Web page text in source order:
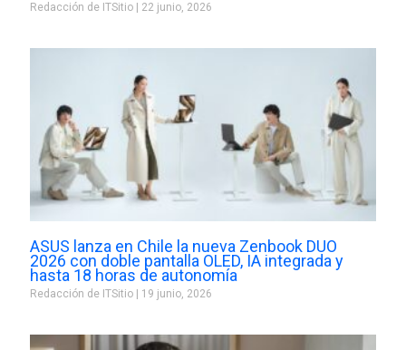
Redacción de ITSitio 22 junio, 2026
ASUS lanza en Chile la nueva Zenbook DUO
2026 con doble pantalla OLED, IA integrada y
hasta 18 horas de autonomía
Redacción de ITSitio 19 junio, 2026